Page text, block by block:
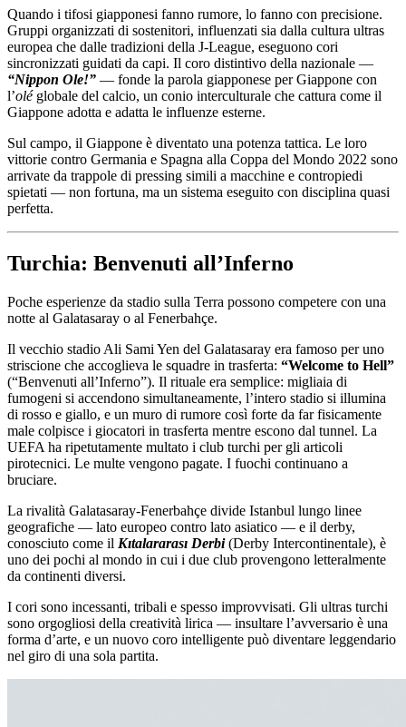
Quando i tifosi giapponesi fanno rumore, lo fanno con precisione.
Gruppi organizzati di sostenitori, influenzati sia dalla cultura ultras
europea che dalle tradizioni della J-League, eseguono cori
sincronizzati guidati da capi. Il coro distintivo della nazionale —
“Nippon Ole!” — fonde la parola giapponese per Giappone con
l’oléglobale del calcio, un conio interculturale che cattura come il
Giappone adotta e adatta le influenze esterne.
Sul campo, il Giappone è diventato una potenza tattica. Le loro
vittorie contro Germania e Spagna alla Coppa del Mondo 2022 sono
arrivate da trappole di pressing simili a macchine e contropiedi
spietati — non fortuna, ma un sistema eseguito con disciplina quasi
perfetta.
Turchia: Benvenuti all’Inferno
Poche esperienze da stadio sulla Terra possono competere con una
notte al Galatasaray o al Fenerbahçe.
Il vecchio stadio Ali Sami Yen del Galatasaray era famoso per uno
striscione che accoglieva le squadre in trasferta: “Welcome to Hell”
(“Benvenuti all’Inferno”). Il rituale era semplice: migliaia di
fumogeni si accendono simultaneamente, l’intero stadio si illumina
di rosso e giallo, e un muro di rumore così forte da far fisicamente
male colpisce i giocatori in trasferta mentre escono dal tunnel. La
UEFA ha ripetutamente multato i club turchi per gli articoli
pirotecnici. Le multe vengono pagate. I fuochi continuano a
bruciare.
La rivalità Galatasaray-Fenerbahçe divide Istanbul lungo linee
geografiche — lato europeo contro lato asiatico — e il derby,
conosciuto come il Kıtalararası Derbi(Derby Intercontinentale), è
uno dei pochi al mondo in cui i due club provengono letteralmente
da continenti diversi.
I cori sono incessanti, tribali e spesso improvvisati. Gli ultras turchi
sono orgogliosi della creatività lirica — insultare l’avversario è una
forma d’arte, e un nuovo coro intelligente può diventare leggendario
nel giro di una sola partita.